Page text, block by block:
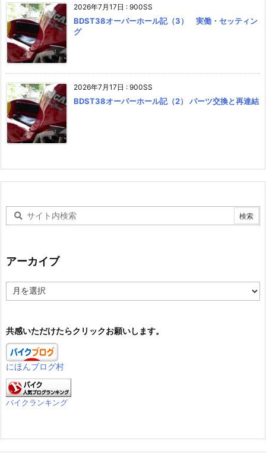
2026年7月17日 : 900SS
BDST38オーバーホール記（3） 実働・セッティン
グ
2026年7月17日 : 900SS
BDST38オーバーホール記（2） パーツ交換と再連結
アーカイブ
ー
ブ
共感いただけたらクリックお願いします。
にほんブログ村
バイクランキング